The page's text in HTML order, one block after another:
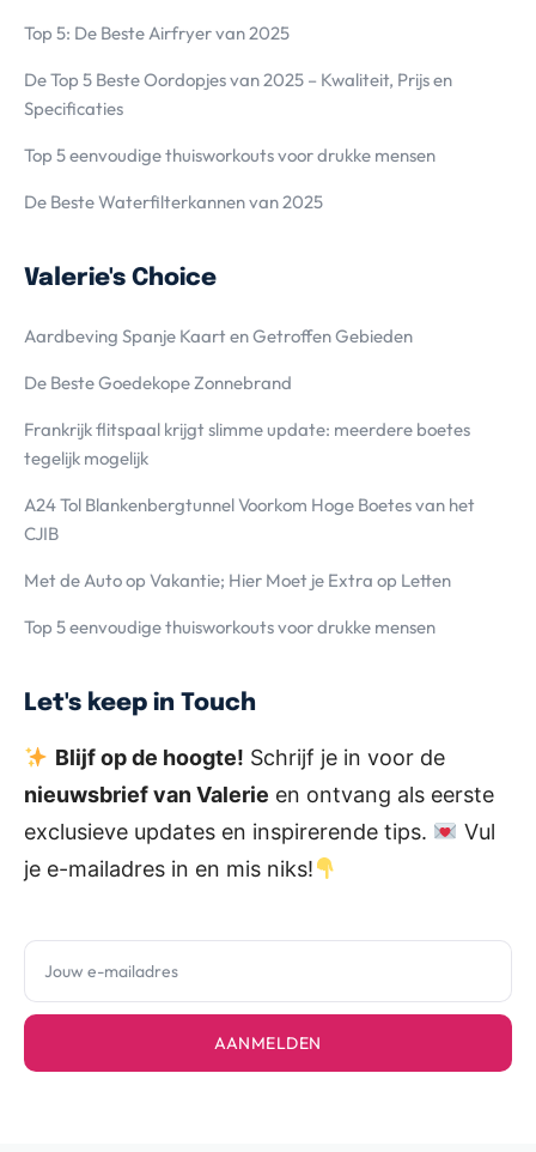
Top 5: De Beste Airfryer van 2025
De Top 5 Beste Oordopjes van 2025 – Kwaliteit, Prijs en
Specificaties
Top 5 eenvoudige thuisworkouts voor drukke mensen
De Beste Waterfilterkannen van 2025
Valerie's Choice
Aardbeving Spanje Kaart en Getroffen Gebieden
De Beste Goedekope Zonnebrand
Frankrijk flitspaal krijgt slimme update: meerdere boetes
tegelijk mogelijk
A24 Tol Blankenbergtunnel Voorkom Hoge Boetes van het
CJIB
Met de Auto op Vakantie; Hier Moet je Extra op Letten
Top 5 eenvoudige thuisworkouts voor drukke mensen
Let's keep in Touch
Blijf op de hoogte! Schrijf je in voor de
nieuwsbrief van Valerie en ontvang als eerste
exclusieve updates en inspirerende tips.
Vul
je e-mailadres in en mis niks!
AANMELDEN